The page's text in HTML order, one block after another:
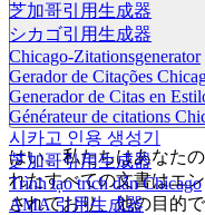
芝加哥引用生成器
シカゴ引用生成器
Chicago-Zitationsgenerator
Gerador de Citações
Generador de Citas en
Générateur de citations
시카고 인용 생성기
芝加哥引用生成器
Trình tạo trích dẫn Chicago
AMA 引用生成器
はい。私たちはあなた
れたすべての文書はエ
されており、他の目的